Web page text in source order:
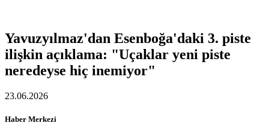
Yavuzyılmaz'dan Esenboğa'daki 3. piste
ilişkin açıklama: "Uçaklar yeni piste
neredeyse hiç inemiyor"
23.06.2026
Haber Merkezi